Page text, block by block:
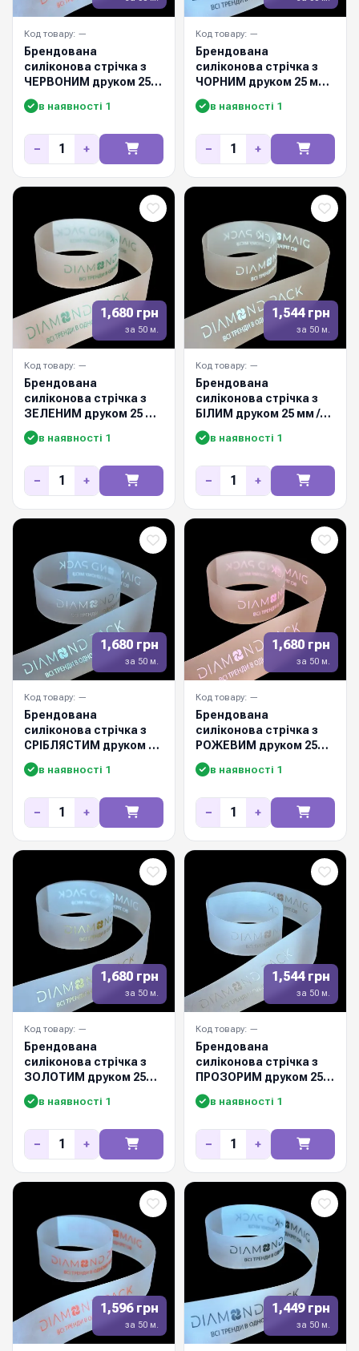
Код товару: —
Брендована
силіконова стрічка з
ЧЕРВОНИМ друком 25
мм / 50м
в наявності 1
− +
Код товару: —
Брендована
силіконова стрічка з
ЧОРНИМ друком 25 мм /
50м
в наявності 1
− +
1,680 грн
за 50 м.
Код товару: —
Брендована
силіконова стрічка з
ЗЕЛЕНИМ друком 25 мм
/ 50м
в наявності 1
− +
1,544 грн
за 50 м.
Код товару: —
Брендована
силіконова стрічка з
БІЛИМ друком 25 мм /
50м
в наявності 1
− +
1,680 грн
за 50 м.
Код товару: —
Брендована
силіконова стрічка з
СРІБЛЯСТИМ друком 25
мм / 50м
в наявності 1
− +
1,680 грн
за 50 м.
Код товару: —
Брендована
силіконова стрічка з
РОЖЕВИМ друком 25
мм / 50м
в наявності 1
− +
1,680 грн
за 50 м.
Код товару: —
Брендована
силіконова стрічка з
ЗОЛОТИМ друком 25
мм / 50м
в наявності 1
− +
1,544 грн
за 50 м.
Код товару: —
Брендована
силіконова стрічка з
ПРОЗОРИМ друком 25
мм / 50м
в наявності 1
− +
1,596 грн
за 50 м.
1,449 грн
за 50 м.